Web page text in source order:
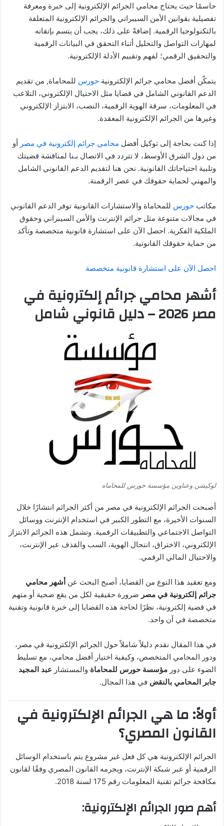
حاسمًا حيث يحتاج محامي الجرائم الإلكترونية إلى خبرة ومعرفة
تفصيلية بقوانين الأمن السيبراني والجرائم الإلكترونية المتعلقة
بالتكنولوجيا الرقمية. إضافةً على ذلك، يجب أن يتسم بإتقانه
لمهارات التواصل والتحليل أثناء التحقق في البيانات الرقمية
والتحقيق الرقمي؛ لفهم وتقييم الأدلة الإلكترونية.
يتمكّن أفضل محامي جرائم الإلكترونية حورس للمحاماة, من تقديم
الدعم القانوني الشامل في قضايا مثل الاحتيال الإلكتروني، التلاعب
في المعلومات، سرقة الهوية الرقمية، النصب، الابتزاز الإلكتروني
وغيرها من الجرائم الإلكترونية المعقدة.
إذا كنت بحاجة إلى توكيل أفضل محامي جرائم إلكترونية في مصر أو
من دول الشرق الأوسط، لا تتردد في الاتصال بـنا لمناقشة قضيتك
وتلبية احتياجاتك القانونية. نحن هنا لتقديم الدعم القانوني الشامل
والمهني لحماية حقوقك في عصر الرقمنة.
مكاتب حورس للمحاماة والاستشارات القانونية توفر الدعم القانوني
في مجالات متنوعة مثل جرائم الإنترنت والأمن السيبراني وحقوق
الملكية الفكرية. احصل الآن على استشارة قانونية متخصصة وتأكد
من حماية حقوقك القانونية.
احصل الآن على استشارة قانونية متخصصة
أشهر محامي جرائم إلكترونية في
مصر 2026 – دليل قانوني شامل
لوكيشن وعناوين مؤسسة حورس للمحاماه
أصبحت الجرائم الإلكترونية في مصر من أكثر الجرائم انتشارًا خلال
السنوات الأخيرة، مع التطور الكبير في استخدام الإنترنت ووسائل
التواصل الاجتماعي والتطبيقات الرقمية. وتشمل هذه الجرائم الابتزاز
الإلكتروني، الاختراق، انتحال الهوية، السب والقذف عبر الإنترنت،
والاحتيال المالي الرقمي.
ومع تعقيد هذا النوع من القضايا، أصبح البحث عن أشهر محامي
جرائم إلكترونية في مصر ضرورة حقيقية لكل من يقع ضحية أو متهم
في قضية إلكترونية، نظرًا لحاجة هذه القضايا إلى خبرة قانونية وتقنية
متخصصة في آن واحد.
في هذا المقال نقدم دليلاً شاملاً حول الجرائم الإلكترونية في مصر،
ودور المحامي المتخصص، وكيفية اختيار أفضل محامي، مع تسليط
الضوء على دور مؤسسة حورس للمحاماة والمستشار عبد المجيد
جابر المحامي بالنقض في هذا المجال.
أولاً: ما هي الجرائم الإلكترونية في
القانون المصري؟
الجرائم الإلكترونية هي كل فعل غير مشروع يتم باستخدام الوسائل
الرقمية أو عبر شبكة الإنترنت، ويجرمه القانون المصري وفقًا لقانون
مكافحة جرائم تقنية المعلومات رقم 175 لسنة 2018.
أهم صور الجرائم الإلكترونية: